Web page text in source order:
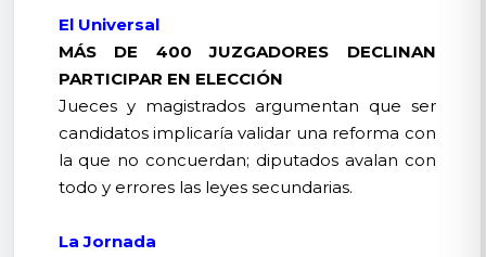
El Universal
MÁS DE 400 JUZGADORES DECLINAN
PARTICIPAR EN ELECCIÓN
Jueces y magistrados argumentan que ser
candidatos implicaría validar una reforma con
la que no concuerdan; diputados avalan con
todo y errores las leyes secundarias.
La Jornada